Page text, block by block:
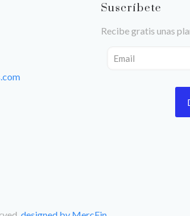
Suscríbete
Recibe gratis unas